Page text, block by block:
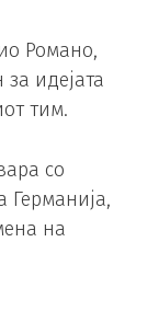
Романо,
идејата
тим.
со
Германија,
на